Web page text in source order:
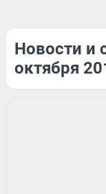
Новости и
октября